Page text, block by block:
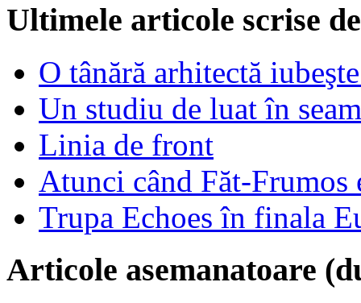
Ultimele articole scrise
O tânără arhitectă
Un studiu de luat în
Linia de front
Atunci când Făt-Frumos
Trupa Echoes în finala
Articole asemanatoare